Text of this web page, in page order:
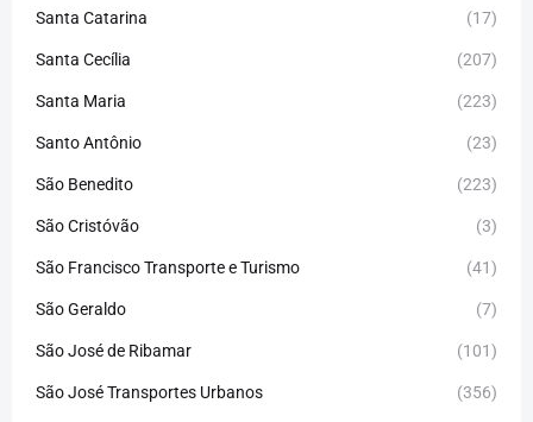
Santa Catarina (17)
Santa Cecília (207)
Santa Maria (223)
Santo Antônio (23)
São Benedito (223)
São Cristóvão (3)
São Francisco Transporte e Turismo (41)
São Geraldo (7)
São José de Ribamar (101)
São José Transportes Urbanos (356)